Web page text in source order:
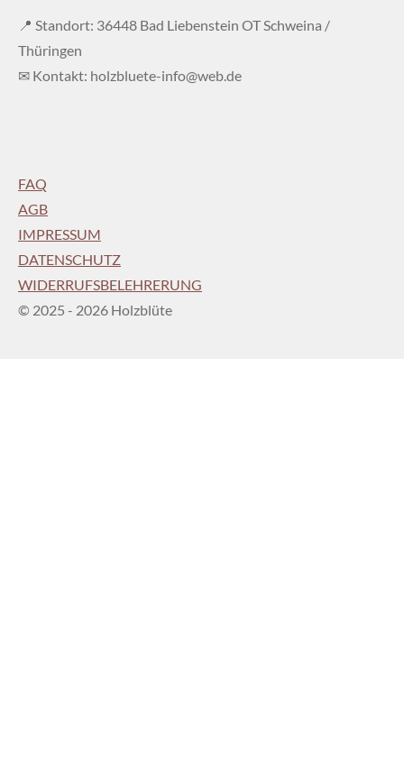
📍 Standort: 36448 Bad Liebenstein OT Schweina /
Thüringen
✉ Kontakt: holzbluete-info@web.de
FAQ
AGB
IMPRESSUM
DATENSCHUTZ
WIDERRUFSBELEHRERUNG
© 2025 - 2026 Holzblüte